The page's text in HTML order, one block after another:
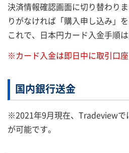
決済情報確認画面に切り替わり
りがなければ「購入申し込み」
これで、日本円カード入金手順は
※カード入金は即日中に取引口座
国内銀行送金
※2021年9月現在、Tradeviewで
が可能です。